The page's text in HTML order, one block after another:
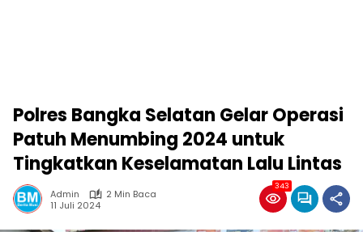
Polres Bangka Selatan Gelar Operasi
Patuh Menumbing 2024 untuk
Tingkatkan Keselamatan Lalu Lintas
Admin
2 Min Baca
11 Juli 2024
343